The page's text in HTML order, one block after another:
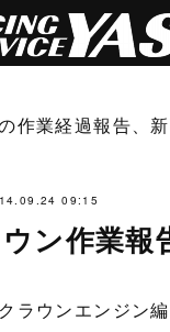
作業経過報告、
09:15
ン作業
ラウンエンジン編